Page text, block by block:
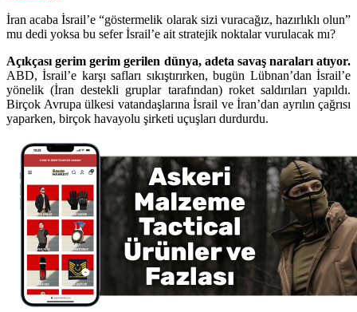
İran acaba İsrail’e “göstermelik olarak sizi vuracağız, hazırlıklı olun”
mu dedi yoksa bu sefer İsrail’e ait stratejik noktalar vurulacak mı?
Açıkçası gerim gerim gerilen dünya, adeta savaş naraları atıyor.
ABD, İsrail’e karşı safları sıkıştırırken, bugün Lübnan’dan İsrail’e
yönelik (İran destekli gruplar tarafından) roket saldırıları yapıldı.
Birçok Avrupa ülkesi vatandaşlarına İsrail ve İran’dan ayrılın çağrısı
yaparken, birçok havayolu şirketi uçuşları durdurdu.